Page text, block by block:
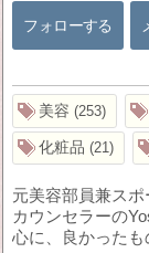
フォローする
美容 253
化粧品 21
元美容部員兼ス
カウンセラーの
心に、良かったも